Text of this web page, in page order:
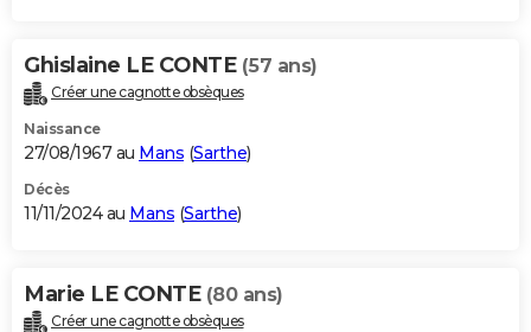
Ghislaine LE CONTE (57 ans)
Créer une cagnotte obsèques
Naissance
27/08/1967 au Mans (Sarthe)
Décès
11/11/2024 au Mans (Sarthe)
Marie LE CONTE (80 ans)
Créer une cagnotte obsèques